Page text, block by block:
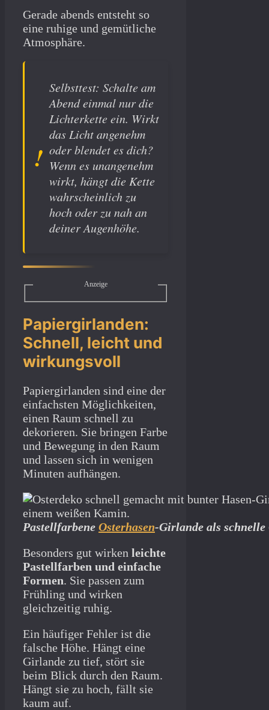
Gerade abends entsteht so
eine ruhige und gemütliche
Atmosphäre.
Selbsttest: Schalte am
Abend einmal nur die
Lichterkette ein. Wirkt
das Licht angenehm
oder blendet es dich?
Wenn es unangenehm
wirkt, hängt die Kette
wahrscheinlich zu
hoch oder zu nah an
deiner Augenhöhe.
Anzeige
Papiergirlanden:
Schnell, leicht und
wirkungsvoll
Papiergirlanden sind eine der
einfachsten Möglichkeiten,
einen Raum schnell zu
dekorieren. Sie bringen Farbe
und Bewegung in den Raum
und lassen sich in wenigen
Minuten aufhängen.
Pastellfarbene Osterhasen-Girlande als
Besonders gut wirken leichte
Pastellfarben und einfache
Formen. Sie passen zum
Frühling und wirken
gleichzeitig ruhig.
Ein häufiger Fehler ist die
falsche Höhe. Hängt eine
Girlande zu tief, stört sie
beim Blick durch den Raum.
Hängt sie zu hoch, fällt sie
kaum auf.